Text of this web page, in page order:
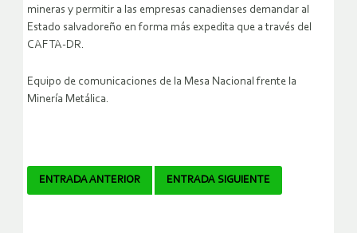
mineras y permitir a las empresas canadienses demandar al
Estado salvadoreño en forma más expedita que a través del
CAFTA-DR.
Equipo de comunicaciones de la Mesa Nacional frente la
Minería Metálica.
Navegador
ENTRADA ANTERIOR ENTRADA SIGUIENTE